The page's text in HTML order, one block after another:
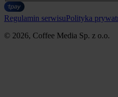
Regulamin serwisuPolityka
© 2026, Coffee Media Sp. z o.o.